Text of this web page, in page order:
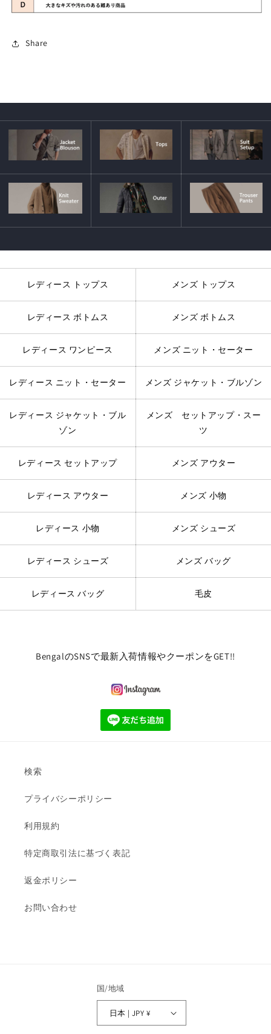
Share
レディース トップス メンズ トップス
レディース ボトムス メンズ ボトムス
レディース ワンピース メンズ ニット・セーター
レディース ニット・セーター メンズ ジャケット・ブルゾン
レディース ジャケット・ブル
ゾン
メンズ セットアップ・スー
ツ
レディース セットアップ メンズ アウター
レディース アウター メンズ 小物
レディース 小物 メンズ シューズ
レディース シューズ メンズ バッグ
レディース バッグ 毛皮
BengalのSNSで最新入荷情報やクーポンをGET!!
検索
プライバシーポリシー
利用規約
特定商取引法に基づく表記
返金ポリシー
お問い合わせ
国/地域
日本 | JPY ¥